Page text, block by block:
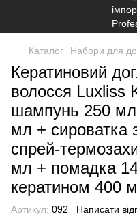
Каталог Набори для
Кератиновий
волосся Luxliss
шампунь 250 мл
мл + сироватка
спрей-
мл + помадка
кератином 400
Артикул: 092 Написати